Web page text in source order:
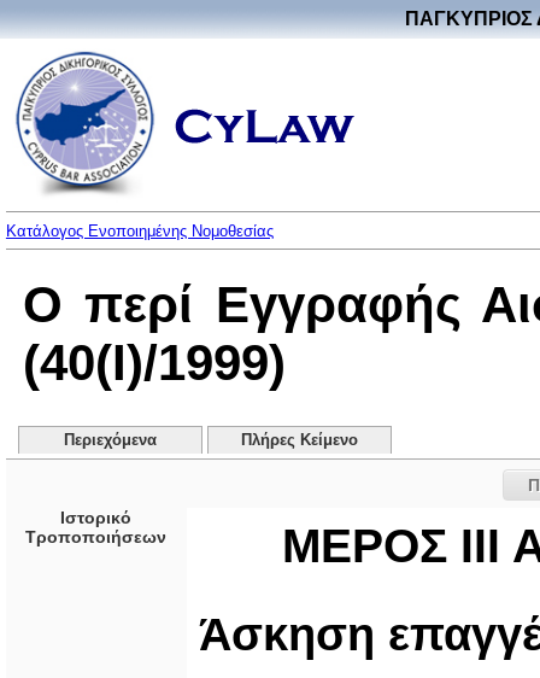
ΠΑΓΚΥΠΡΙΟΣ
Κατάλογος Ενοποιημένης Νομοθεσίας
Ο περί Εγγραφής
(40(I)/1999)
Περιεχόμενα Πλήρες Κείμενο
Ιστορικό
Τροποποιήσεων
ΜΕΡΟΣ
Άσκηση